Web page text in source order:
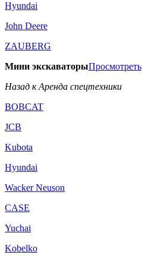
Hyundai
John Deere
ZAUBERG
Мини экскаваторыПросмотреть
Назад к Аренда спецтехники
BOBCAT
JCB
Kubota
Hyundai
Wacker Neuson
CASE
Yuchai
Kobelko